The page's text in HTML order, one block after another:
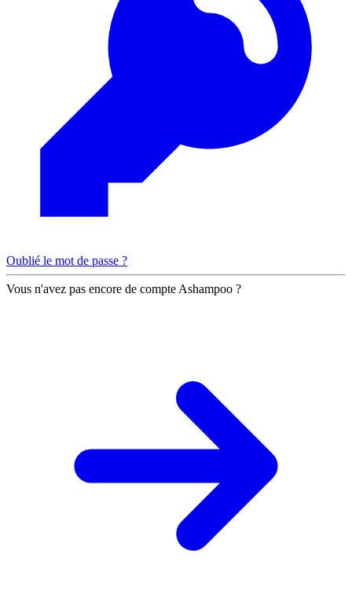
Oublié le mot de passe ?
Vous n'avez pas encore de compte Ashampoo ?